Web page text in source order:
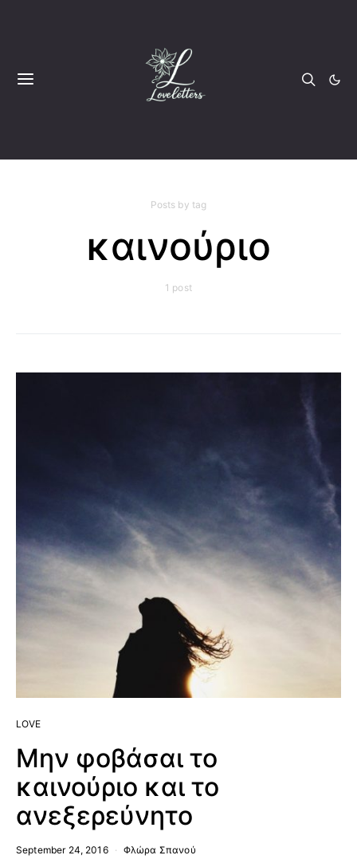
Posts by tag
καινούριο
1 post
LOVE
Μην φοβάσαι το
καινούριο και το
ανεξερεύνητο
September 24, 2016 Φλώρα Σπανού